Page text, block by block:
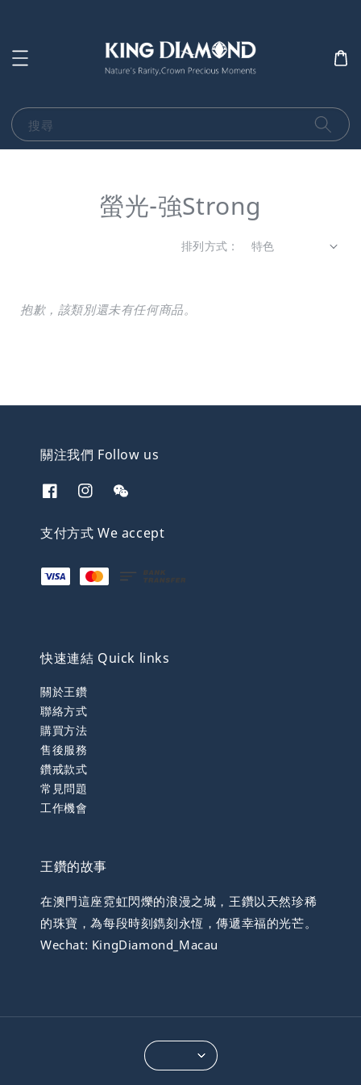
搜尋
螢光-強Strong
排列方式 :
抱歉，該類別還未有任何商品。
關注我們 Follow us
支付方式 We accept
快速連結 Quick links
關於王鑽
聯絡方式
購買方法
售後服務
鑽戒款式
常見問題
工作機會
王鑽的故事
在澳門這座霓虹閃爍的浪漫之城，王鑽以天然珍稀
的珠寶，為每段時刻鐫刻永恆，傳遞幸福的光芒。
Wechat: KingDiamond_Macau